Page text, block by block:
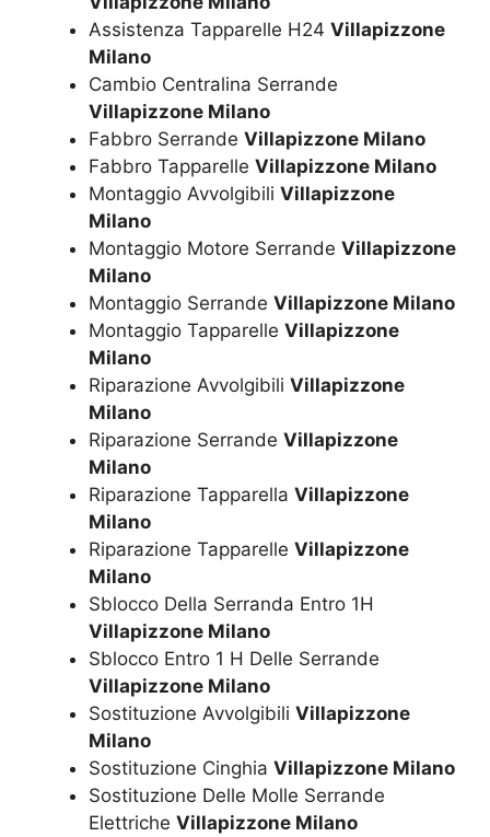
Assistenza Tapparelle H24 Villapizzone
Milano
Cambio Centralina Serrande
Villapizzone Milano
Fabbro Serrande Villapizzone Milano
Fabbro Tapparelle Villapizzone Milano
Montaggio Avvolgibili Villapizzone
Milano
Montaggio Motore Serrande Villapizzone
Milano
Montaggio Serrande Villapizzone Milano
Montaggio Tapparelle Villapizzone
Milano
Riparazione Avvolgibili Villapizzone
Milano
Riparazione Serrande Villapizzone
Milano
Riparazione Tapparella Villapizzone
Milano
Riparazione Tapparelle Villapizzone
Milano
Sblocco Della Serranda Entro 1H
Villapizzone Milano
Sblocco Entro 1 H Delle Serrande
Villapizzone Milano
Sostituzione Avvolgibili Villapizzone
Milano
Sostituzione Cinghia Villapizzone Milano
Sostituzione Delle Molle Serrande
Elettriche Villapizzone Milano